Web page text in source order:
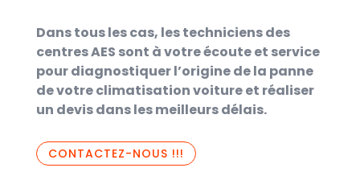
Dans tous les cas, les techniciens des
centres AES sont à votre écoute et service
pour diagnostiquer l’origine de la panne
de votre climatisation voiture et réaliser
un devis dans les meilleurs délais.
CONTACTEZ-NOUS !!!